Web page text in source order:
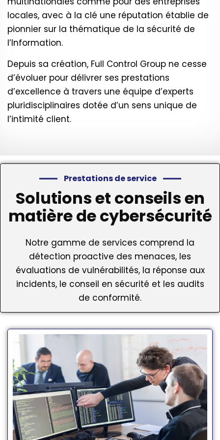
locales, avec à la clé une réputation établie de
pionnier sur la thématique de la sécurité de
l’Information.
Depuis sa création, Full Control Group ne cesse
d’évoluer pour délivrer ses prestations
d’excellence à travers une équipe d’experts
pluridisciplinaires dotée d’un sens unique de
l’intimité client.
Prestations de service
Solutions et conseils en
matière de cybersécurité
Notre gamme de services comprend la
détection proactive des menaces, les
évaluations de vulnérabilités, la réponse aux
incidents, le conseil en sécurité et les audits
de conformité.